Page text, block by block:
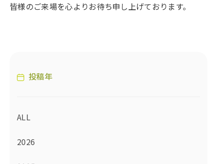
皆様のご来場を心よりお待ち申し上げております。
投稿年
ALL
2026